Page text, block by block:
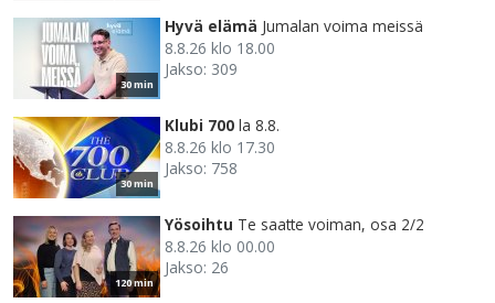
30 min
Hyvä elämä Jumalan voima meissä
8.8.26 klo 18.00
Jakso: 309
30 min
Klubi 700 la 8.8.
8.8.26 klo 17.30
Jakso: 758
120 min
Yösoihtu Te saatte voiman, osa 2/2
8.8.26 klo 00.00
Jakso: 26